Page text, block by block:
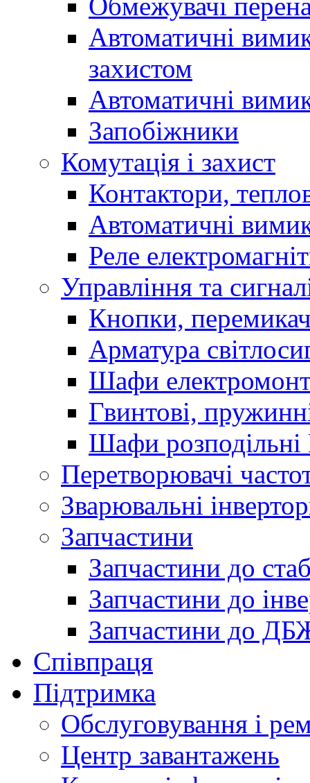
Автоматичні
захистом
Автоматичні
Запобіжники
Комутація і захист
Контактори,
Автоматичні
Реле
Управління та
Кнопки,
Арматура
Шафи
Гвинтові,
Шафи розподільні
Перетворювачі
Зварювальні
Запчастини
Запчастини до
Запчастини до
Запчастини до
Співпраця
Підтримка
Обслуговування і
Центр завантажень